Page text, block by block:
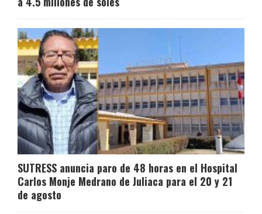
SUTRESS anuncia paro de 48 horas en el Hospital
Carlos Monje Medrano de Juliaca para el 20 y 21
de agosto